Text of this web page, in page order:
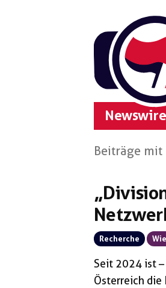
Newswire
Beiträge
Recherche
Seit 2024 ist
Österreich die